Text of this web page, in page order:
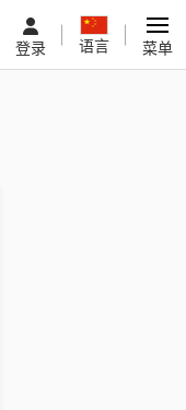
登录 语言 菜单